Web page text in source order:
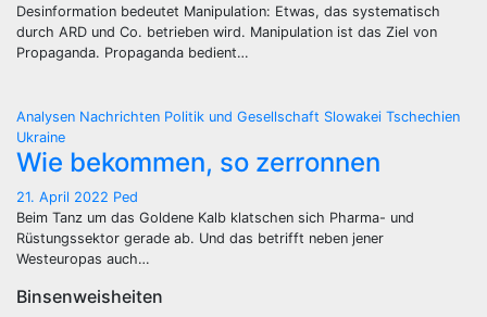
Desinformation bedeutet Manipulation: Etwas, das systematisch
durch ARD und Co. betrieben wird. Manipulation ist das Ziel von
Propaganda. Propaganda bedient…
Analysen Nachrichten Politik und Gesellschaft Slowakei Tschechien
Ukraine
Wie bekommen, so zerronnen
21. April 2022 Ped
Beim Tanz um das Goldene Kalb klatschen sich Pharma- und
Rüstungssektor gerade ab. Und das betrifft neben jener
Westeuropas auch…
Binsenweisheiten